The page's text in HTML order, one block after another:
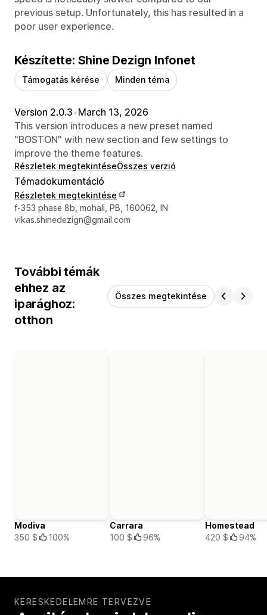
previous setup. Unfortunately, this has resulted in a
poor user experience.
Készítette: Shine Dezign Infonet
Támogatás kérése Minden téma
Version 2.0.3•March 13, 2026
This version introduces a new preset named
"BOSTON" with new section and few settings to
improve the theme features.
Részletek megtekintéseÖsszes verzió
Témadokumentáció
Részletek megtekintése
Dizájner kapcsolattartási adatai
f-353 phase 8b, mohali, PB, 160062, IN
vikas.shinedezign@gmail.com
További témák
ehhez az
iparághoz:
otthon
Összes megtekintése
Modiva
350 $
100%
Carrara
100 $
96%
Homestead
420 $
94%
KERESKEDELEMRE TERVEZVE